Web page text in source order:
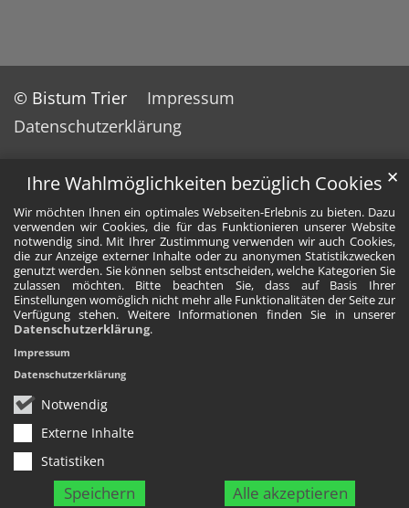
Ihre Wahlmöglichkeiten bezüglich Cookies
Wir möchten Ihnen ein optimales Webseiten-Erlebnis zu bieten. Dazu
verwenden wir Cookies, die für das Funktionieren unserer Website
notwendig sind. Mit Ihrer Zustimmung verwenden wir auch Cookies,
die zur Anzeige externer Inhalte oder zu anonymen Statistikzwecken
genutzt werden. Sie können selbst entscheiden, welche Kategorien Sie
zulassen möchten. Bitte beachten Sie, dass auf Basis Ihrer
Einstellungen womöglich nicht mehr alle Funktionalitäten der Seite zur
Verfügung stehen. Weitere Informationen finden Sie in unserer
Datenschutzerklärung.
Notwendig
Externe Inhalte
Statistiken
Speichern Alle akzeptieren
✕
Impressum
Datenschutzerklärung
© Bistum Trier
Impressum
Datenschutzerklärung